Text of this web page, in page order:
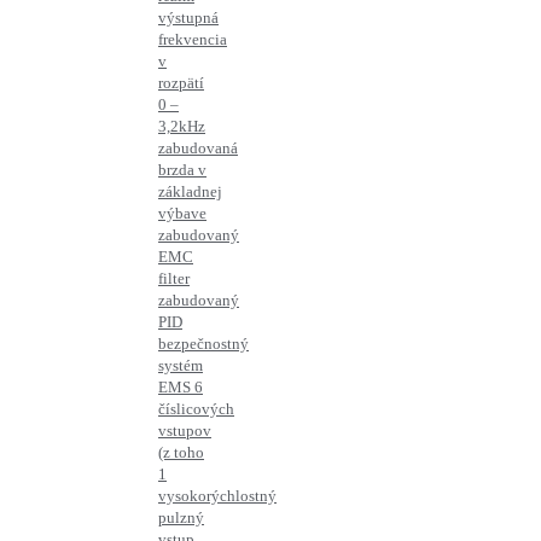
výstupná
frekvencia
v
rozpätí
0 –
3,2kHz
zabudovaná
brzda v
základnej
výbave
zabudovaný
EMC
filter
zabudovaný
PID
bezpečnostný
systém
EMS 6
číslicových
vstupov
(z toho
1
vysokorýchlostný
pulzný